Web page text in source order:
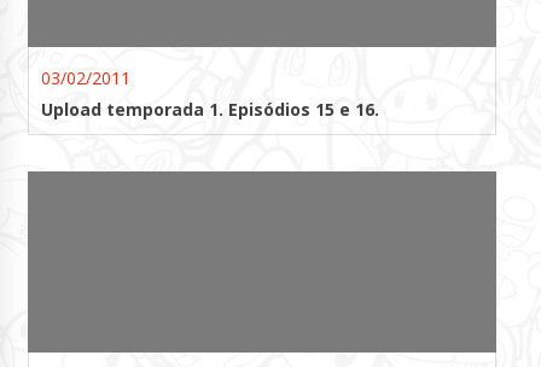
03/02/2011
Upload temporada 1. Episódios 15 e 16.